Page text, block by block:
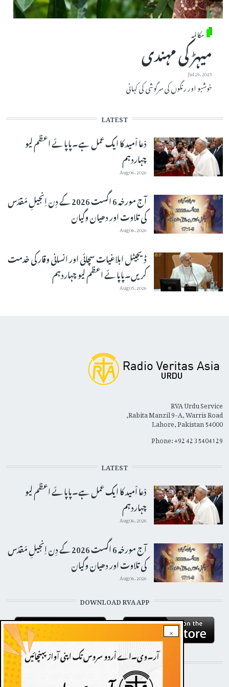
مکالمہ
میہڑ کی مہندی
Jul 29, 2025
خوشبو اور رنگوں کی سرگوشی کی کہانی
LATEST
دْعا اْمید کا ایک عمل ہے۔پاپائے اعظم لیو
چہاردہم
Aug 06, 2026
آج مورخہ 6 اگست 2026 کے دِن اِنجیلِ مُقدّس
کی تلاوت اور دھیان وگیان
Aug 06, 2026
ڈیجیٹل ابلاغیات سچائی اور انسانی وقار کی خدمت
کریں۔پاپائے اعظم لیو چہاردہم
Aug 05, 2026
×
RVA Urdu Service
Rabita Manzil 9-A, Warris Road,
Lahore, Pakistan 54000
Phone: +92 42 35404129
LATEST
دْعا اْمید کا ایک عمل ہے۔پاپائے اعظم لیو
چہاردہم
Aug 06, 2026
آج مورخہ 6 اگست 2026 کے دِن اِنجیلِ مُقدّس
کی تلاوت اور دھیان وگیان
Aug 06, 2026
DOWNLOAD RVA APP
STAY CONNECTED WITH US!